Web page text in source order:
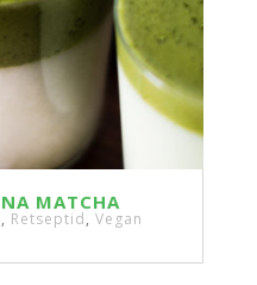
MATCHA
, Retseptid,Vegan